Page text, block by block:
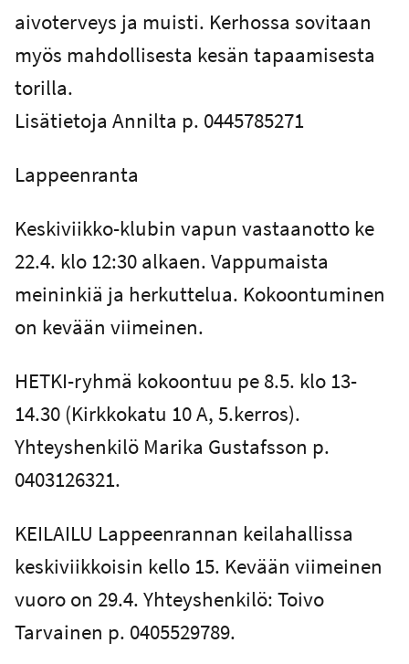
aivoterveys ja muisti. Kerhossa sovitaan
myös mahdollisesta kesän tapaamisesta
torilla.
Lisätietoja Annilta p. 0445785271
Lappeenranta
Keskiviikko-klubin vapun vastaanotto ke
22.4. klo 12:30 alkaen. Vappumaista
meininkiä ja herkuttelua. Kokoontuminen
on kevään viimeinen.
HETKI-ryhmä kokoontuu pe 8.5. klo 13-
14.30 (Kirkkokatu 10 A, 5.kerros).
Yhteyshenkilö Marika Gustafsson p.
0403126321.
KEILAILU Lappeenrannan keilahallissa
keskiviikkoisin kello 15. Kevään viimeinen
vuoro on 29.4. Yhteyshenkilö: Toivo
Tarvainen p. 0405529789.